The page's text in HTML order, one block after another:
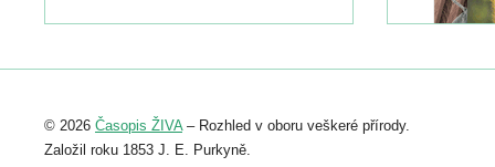
Registrovat se můžete do 6. září.
abstraktu přihlášené přednášky nebo
posteru je už 30. června.
© 2026 Časopis ŽIVA– Rozhled v oboru veškeré přírody.
Založil roku 1853 J. E. Purkyně.